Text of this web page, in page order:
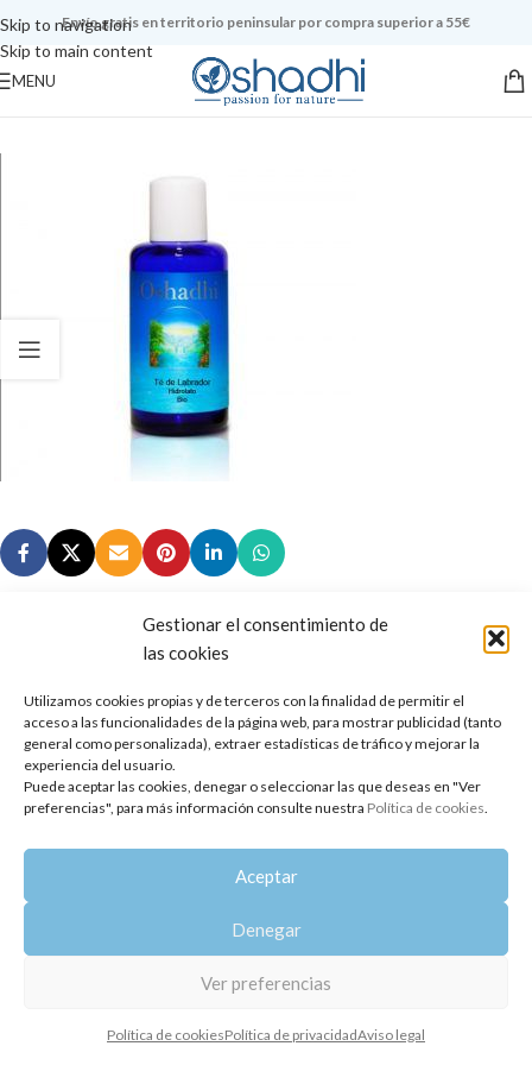
Gestionar el consentimiento de
las cookies
Utilizamos cookies propias y de terceros con la finalidad de permitir el
acceso a las funcionalidades de la página web, para mostrar publicidad (tanto
general como personalizada), extraer estadísticas de tráfico y mejorar la
experiencia del usuario.
Puede aceptar las cookies, denegar o seleccionar las que deseas en "Ver
preferencias", para más información consulte nuestra Política de cookies.
Aceptar
Denegar
Ver preferencias
Política de cookiesPolítica de privacidadAviso legal
Skip to navigation
Skip to main content
Envío gratis en territorio peninsular por compra superior a 55€
MENU
Todos los derechos reservados.
Política de privacidad